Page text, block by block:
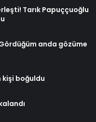
Tarık Papuççuoğlu
anda gözüme
kişi boğuldu